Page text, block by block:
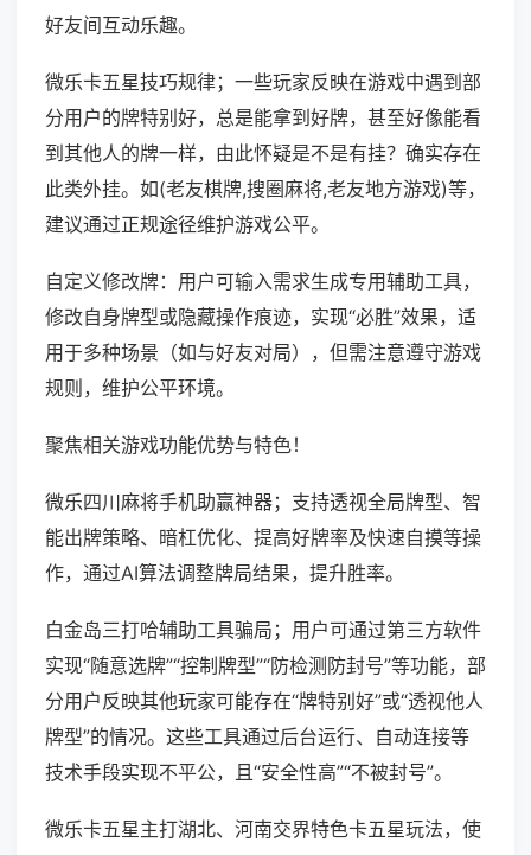
好友间互动乐趣。
微乐卡五星技巧规律；一些玩家反映在游戏中遇到部
分用户的牌特别好，总是能拿到好牌，甚至好像能看
到其他人的牌一样，由此怀疑是不是有挂？确实存在
此类外挂。如(老友棋牌,搜圈麻将,老友地方游戏)等，
建议通过正规途径维护游戏公平。
自定义修改牌：用户可输入需求生成专用辅助工具，
修改自身牌型或隐藏操作痕迹，实现“必胜”效果，适
用于多种场景（如与好友对局），但需注意遵守游戏
规则，维护公平环境。
聚焦相关游戏功能优势与特色！
微乐四川麻将手机助赢神器；支持透视全局牌型、智
能出牌策略、暗杠优化、提高好牌率及快速自摸等操
作，通过AI算法调整牌局结果，提升胜率。
白金岛三打哈辅助工具骗局；用户可通过第三方软件
实现“随意选牌”“控制牌型”“防检测防封号”等功能，部
分用户反映其他玩家可能存在“牌特别好”或“透视他人
牌型”的情况。这些工具通过后台运行、自动连接等
技术手段实现不平公，且“安全性高”“不被封号”。
微乐卡五星主打湖北、河南交界特色卡五星玩法，使